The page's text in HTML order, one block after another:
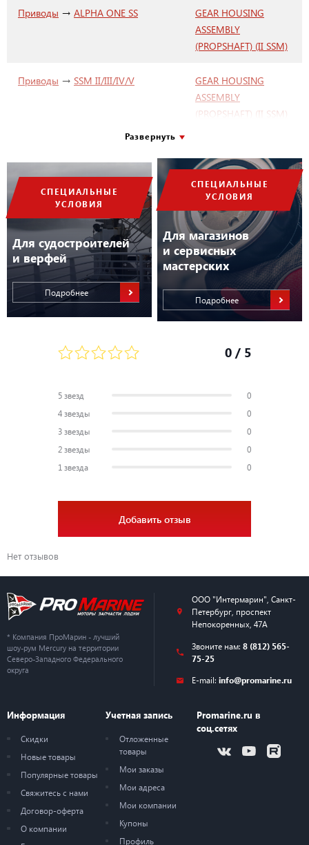
СПЕЦИАЛЬНЫЕ
УСЛОВИЯ
Для судостроителей
и верфей
Подробнее
СПЕЦИАЛЬНЫЕ
УСЛОВИЯ
Для магазинов
и сервисных
мастерских
Подробнее
Приводы → ALPHA ONE SS
GEAR HOUSING
ASSEMBLY
(PROPSHAFT) (II SSM)
Приводы → SSM II/III/IV/V
GEAR HOUSING
ASSEMBLY
(PROPSHAFT) (II SSM)
Развернуть
0 / 5
5 звезд
0
4 звезды
0
3 звезды
0
2 звезды
0
1 звезда
0
Добавить отзыв
Нет отзывов
* Компания ПроМарин - лучший
шоу-рум Mercury на территории
Северо-Западного Федерального
округа
ООО "Интермарин" Санкт-
Петербург, проспект
Непокоренных, 47А
Звоните нам: 8 (812) 565-
75-25
E-mail: info@promarine.ru
Информация
Скидки
Новые товары
Популярные товары
Свяжитесь с нами
Договор-оферта
О компании
Учетная запись
Отложенные
товары
Мои заказы
Мои адреса
Мои компании
Купоны
Профиль
Promarine.ru в
соц.сетях